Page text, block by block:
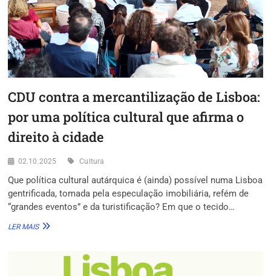
CDU contra a mercantilização de Lisboa:
por uma política cultural que afirma o
direito à cidade
02.10.2025 Cultura
Que política cultural autárquica é (ainda) possível numa Lisboa
gentrificada, tomada pela especulação imobiliária, refém de
“grandes eventos” e da turistificação? Em que o tecido…
LER MAISCDU
MERCANTILIZAÇÃO